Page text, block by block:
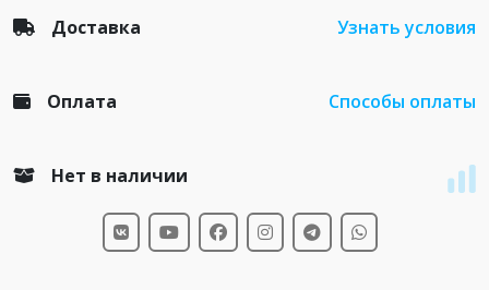
Доставка Узнать условия
Оплата Способы оплаты
Нет в наличии